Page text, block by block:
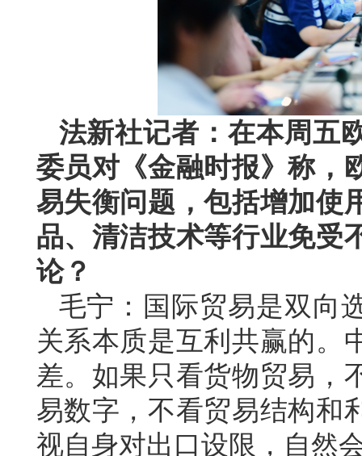
法新社记者：在本周五
委员对《金融时报》称，
易失衡问题，包括增加使
品、清洁技术等行业免受
论？
毛宁：国际贸易是双向
关系本质是互利共赢的。
差。如果只看货物贸易，
易数字，不看贸易结构和
视自身对出口设限，自然